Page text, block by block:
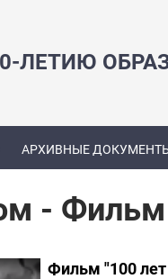
ЛЕТИЮ
АРХИВНЫЕ
-
Фильм "100